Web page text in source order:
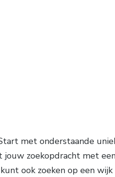
met onderstaande
zoekopdracht met
ook zoeken op een